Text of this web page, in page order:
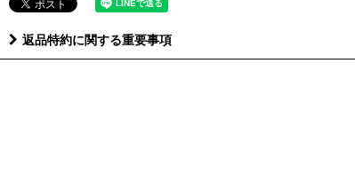
返品特約に関する重要事項